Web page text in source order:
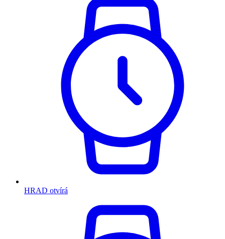
HRAD otvírá